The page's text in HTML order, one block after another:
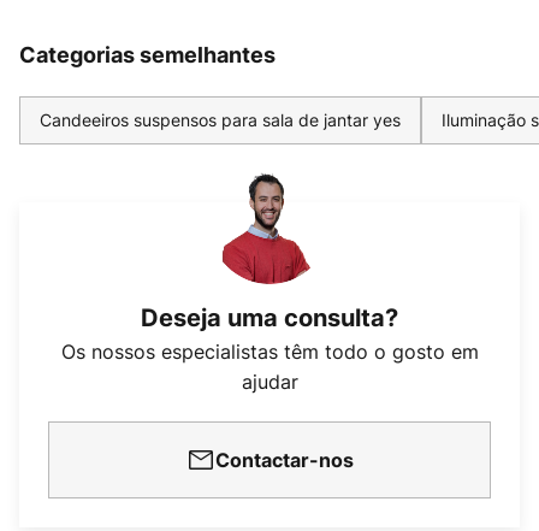
Categorias semelhantes
Candeeiros suspensos para sala de jantar yes Iluminação
Deseja uma consulta?
Os nossos especialistas têm todo o gosto em
ajudar
Contactar-nos